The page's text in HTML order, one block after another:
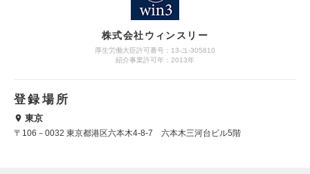
株式会社ウィンスリー
厚生労働大臣許可番号：13-ユ-305810
紹介事業許可年：2013年
登録場所
東京
〒106－0032 東京都港区六本木4-8-7 六本木三河台ビル5階